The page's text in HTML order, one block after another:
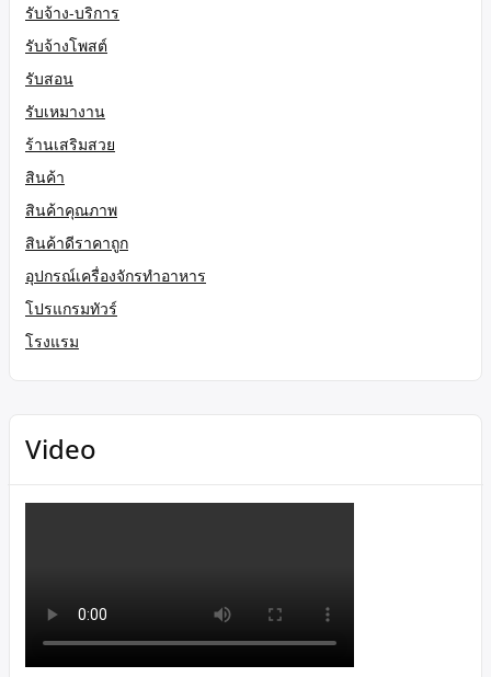
รับจ้าง-บริการ
รับจ้างโพสต์
รับสอน
รับเหมางาน
ร้านเสริมสวย
สินค้า
สินค้าคุณภาพ
สินค้าดีราคาถูก
อุปกรณ์เครื่องจักรทำอาหาร
โปรแกรมทัวร์
โรงแรม
Video